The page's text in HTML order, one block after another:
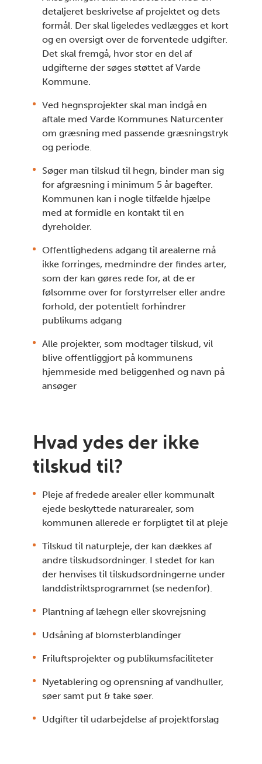
detaljeret beskrivelse af projektet og dets
formål. Der skal ligeledes vedlægges et kort
og en oversigt over de forventede udgifter.
Det skal fremgå, hvor stor en del af
udgifterne der søges støttet af Varde
Kommune.
Ved hegnsprojekter skal man indgå en
aftale med Varde Kommunes Naturcenter
om græsning med passende græsningstryk
og periode.
Søger man tilskud til hegn, binder man sig
for afgræsning i minimum 5 år bagefter.
Kommunen kan i nogle tilfælde hjælpe
med at formidle en kontakt til en
dyreholder.
Offentlighedens adgang til arealerne må
ikke forringes, medmindre der findes arter,
som der kan gøres rede for, at de er
følsomme over for forstyrrelser eller andre
forhold, der potentielt forhindrer
publikums adgang
Alle projekter, som modtager tilskud, vil
blive offentliggjort på kommunens
hjemmeside med beliggenhed og navn på
ansøger
Hvad ydes der ikke
tilskud til?
Pleje af fredede arealer eller kommunalt
ejede beskyttede naturarealer, som
kommunen allerede er forpligtet til at pleje
Tilskud til naturpleje, der kan dækkes af
andre tilskudsordninger. I stedet for kan
der henvises til tilskudsordningerne under
landdistriktsprogrammet (se nedenfor).
Plantning af læhegn eller skovrejsning
Udsåning af blomsterblandinger
Friluftsprojekter og publikumsfaciliteter
Nyetablering og oprensning af vandhuller,
søer samt put & take søer.
Udgifter til udarbejdelse af projektforslag